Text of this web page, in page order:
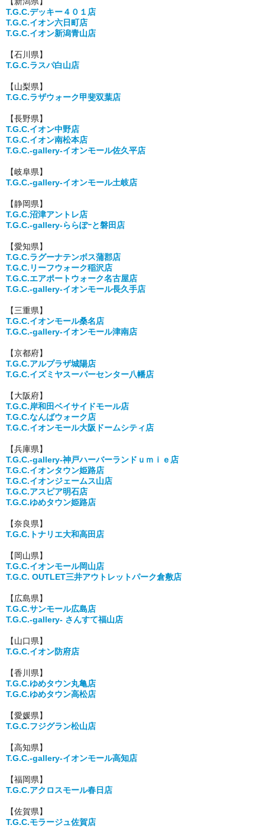
T.G.C.デッキー４０１店
T.G.C.イオン六日町店
T.G.C.イオン新潟青山店
【石川県】
T.G.C.ラスパ白山店
【山梨県】
T.G.C.ラザウォーク甲斐双葉店
【長野県】
T.G.C.イオン中野店
T.G.C.イオン南松本店
T.G.C.-gallery-イオンモール佐久平店
【岐阜県】
T.G.C.-gallery-イオンモール土岐店
【静岡県】
T.G.C.沼津アントレ店
T.G.C.-gallery-ららぽｰと磐田店
【愛知県】
T.G.C.ラグーナテンボス蒲郡店
T.G.C.リーフウォーク稲沢店
T.G.C.エアポートウォーク名古屋店
T.G.C.-gallery-イオンモール長久手店
【三重県】
T.G.C.イオンモール桑名店
T.G.C.-gallery-イオンモール津南店
【京都府】
T.G.C.アルプラザ城陽店
T.G.C.イズミヤスーパーセンター八幡店
【大阪府】
T.G.C.岸和田ベイサイドモール店
T.G.C.なんばウォーク店
T.G.C.イオンモール大阪ドームシティ店
【兵庫県】
T.G.C.-gallery-神戸ハーバーランドｕｍｉｅ店
T.G.C.イオンタウン姫路店
T.G.C.イオンジェームス山店
T.G.C.アスピア明石店
T.G.C.ゆめタウン姫路店
【奈良県】
T.G.C.トナリエ大和高田店
【岡山県】
T.G.C.イオンモール岡山店
T.G.C. OUTLET三井アウトレットパーク倉敷店
【広島県】
T.G.C.サンモール広島店
T.G.C.-gallery- さんすて福山店
【山口県】
T.G.C.イオン防府店
【香川県】
T.G.C.ゆめタウン丸亀店
T.G.C.ゆめタウン高松店
【愛媛県】
T.G.C.フジグラン松山店
【高知県】
T.G.C.-gallery-イオンモール高知店
【福岡県】
T.G.C.アクロスモール春日店
【佐賀県】
T.G.C.モラージュ佐賀店